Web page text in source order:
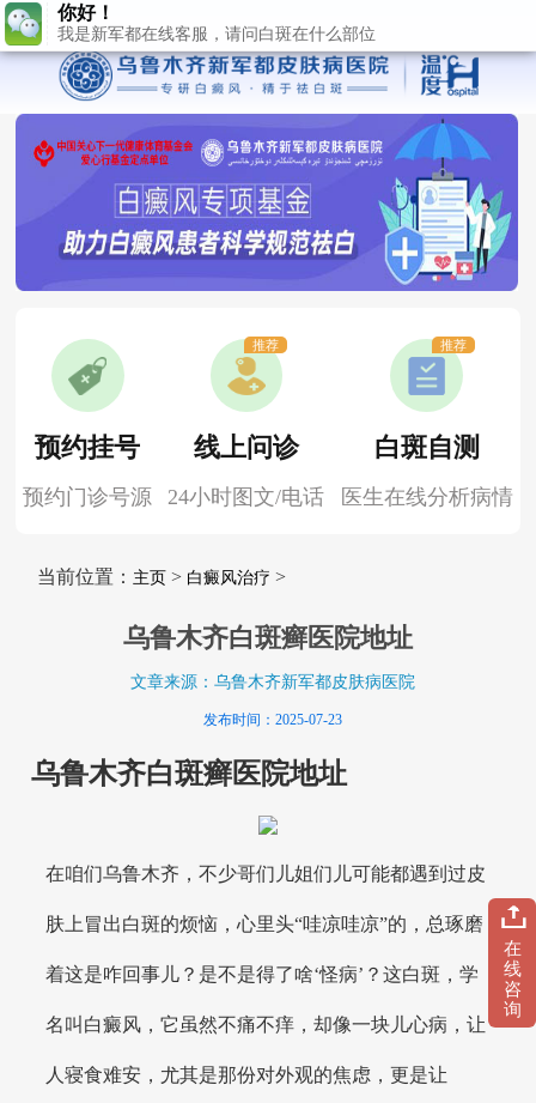
预约挂号
预约门诊号源
线上问诊
24小时图文/电话
推荐
白斑自测
医生在线分析病情
推荐
当前位置： 主页> 白癜风治疗 >
乌鲁木齐白斑癣医院地址
文章来源：乌鲁木齐新军都皮肤病医院
发布时间：2025-07-23
乌鲁木齐白斑癣医院地址
在咱们乌鲁木齐，不少哥们儿姐们儿可能都遇到过皮
肤上冒出白斑的烦恼，心里头“哇凉哇凉”的，总琢磨
着这是咋回事儿？是不是得了啥‘怪病’？这白斑，学
名叫白癜风，它虽然不痛不痒，却像一块儿心病，让
人寝食难安，尤其是那份对外观的焦虑，更是让
在
线
咨
询